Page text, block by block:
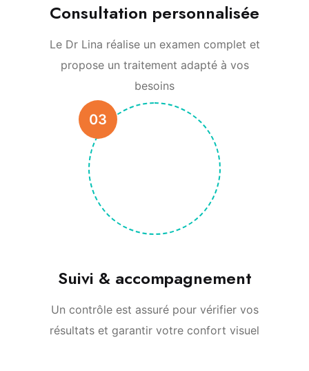
Consultation personnalisée
Le Dr Lina réalise un examen complet et
propose un traitement adapté à vos
besoins
03
Suivi & accompagnement
Un contrôle est assuré pour vérifier vos
résultats et garantir votre confort visuel